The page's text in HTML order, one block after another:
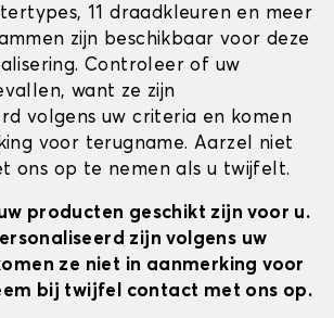
11 draadkleuren en meer
zijn beschikbaar voor deze
Controleer of uw
want ze zijn
volgens uw criteria en komen
voor terugname. Aarzel niet
ons op te nemen als u twijfelt.
producten geschikt zijn voor u.
zijn volgens uw
ze niet in aanmerking voor
bij twijfel contact met ons op.